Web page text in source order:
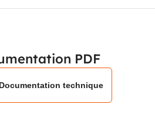
PDF
Documentation technique